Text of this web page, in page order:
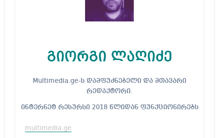
გიორგი ლაღიძე
Multimedia.ge-ს დამფუძნებელი და მთავარი
რედაქტორი.
ინტერნეტ რესურსი 2018 წლიდან ფუნქციონირებს
multimedia.ge